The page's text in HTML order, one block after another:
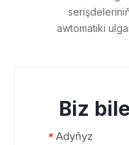
awtomatiki
Biz
* Adyňyz